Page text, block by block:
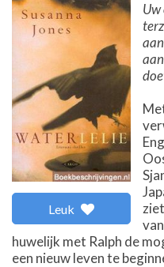
Leuk
Uw
huwelijk met Ralph de
een nieuw leven te